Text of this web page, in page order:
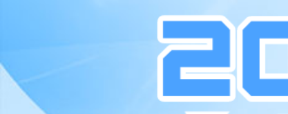
首页 关于我们